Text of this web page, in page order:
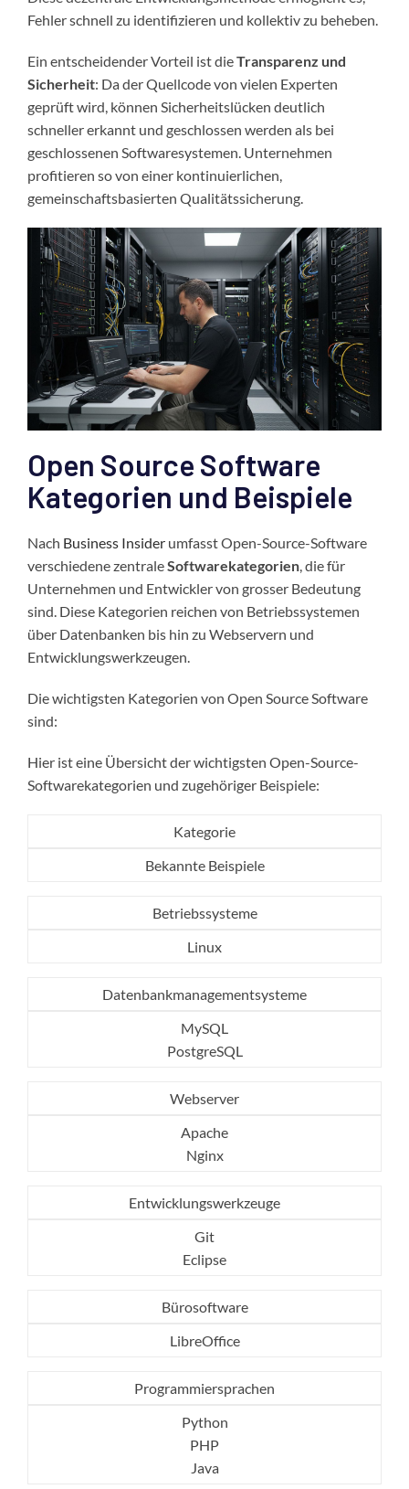
Fehler schnell zu identifizieren und kollektiv zu beheben.
Ein entscheidender Vorteil ist dieTransparenz und
Sicherheit: Da der Quellcode von vielen Experten
geprüft wird, können Sicherheitslücken deutlich
schneller erkannt und geschlossen werden als bei
geschlossenen Softwaresystemen. Unternehmen
profitieren so von einer kontinuierlichen,
gemeinschaftsbasierten Qualitätssicherung.
Open Source Software
Kategorien und Beispiele
Nach Business Insider umfasst Open-Source-Software
verschiedene zentraleSoftwarekategorien, die für
Unternehmen und Entwickler von grosser Bedeutung
sind. Diese Kategorien reichen von Betriebssystemen
über Datenbanken bis hin zu Webservern und
Entwicklungswerkzeugen.
Die wichtigsten Kategorien von Open Source Software
sind:
Hier ist eine Übersicht der wichtigsten Open-Source-
Softwarekategorien und zugehöriger Beispiele:
Kategorie
Bekannte Beispiele
Betriebssysteme
Linux
Datenbankmanagementsysteme
MySQL
PostgreSQL
Webserver
Apache
Nginx
Entwicklungswerkzeuge
Git
Eclipse
Bürosoftware
LibreOffice
Programmiersprachen
Python
PHP
Java